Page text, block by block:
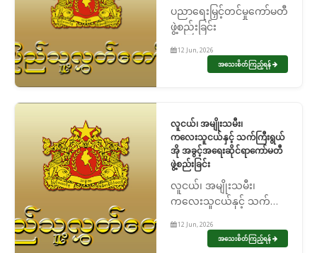
ပညာရေးမြှင့်တင်မှုကော်မတီ
ဖွဲ့စည်းခြင်း
12 Jun, 2026
အသေးစိတ်ကြည့်ရန်
လူငယ်၊ အမျိုးသမီး၊
ကလေးသူငယ်နှင့် သက်ကြီးရွယ်
အို အခွင့်အရေးဆိုင်ရာကော်မတီ
ဖွဲ့စည်းခြင်း
လူငယ်၊ အမျိုးသမီး၊
ကလေးသူငယ်နှင့် သက်ကြီး
ကော်မတီ ဖွဲ့စည်းခြင်း
12 Jun, 2026
အသေးစိတ်ကြည့်ရန်